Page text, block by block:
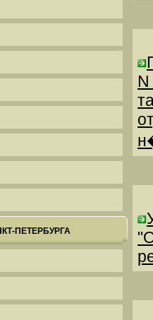
ПЕТЕРБУРГА